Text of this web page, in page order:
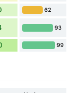
62
93
99